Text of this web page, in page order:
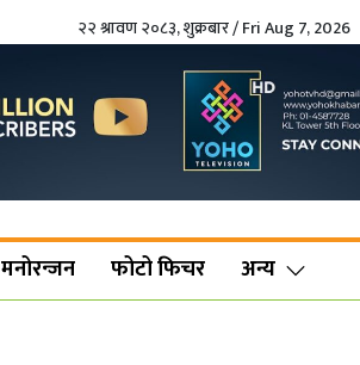
२२ श्रावण २०८३, शुक्रबार / Fri Aug 7, 2026
मनोरन्जन फोटो फिचर अन्य